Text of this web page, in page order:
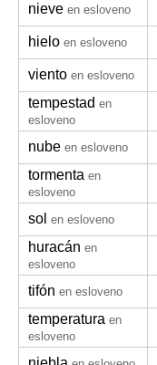
nieve en esloveno
hielo en esloveno
viento en esloveno
tempestad en
esloveno
nube en esloveno
tormenta en
esloveno
sol en esloveno
huracán en
esloveno
tifón en esloveno
temperatura en
esloveno